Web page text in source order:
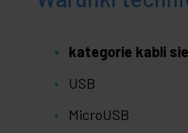
kategorie kabli
USB
MicroUSB